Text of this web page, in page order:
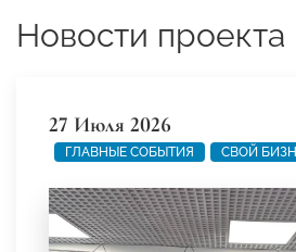
Новости проекта
27 Июля 2026
ГЛАВНЫЕ СОБЫТИЯ СВОЙ